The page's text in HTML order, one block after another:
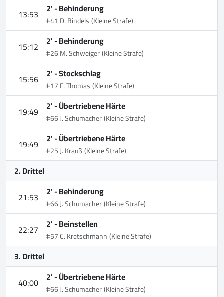
13:53 2' -Behinderung
#41 D. Bindels(Kleine Strafe)
15:12 2' -Behinderung
#26 M. Schweiger(Kleine Strafe)
15:56 2' -Stockschlag
#17 F. Thomas(Kleine Strafe)
19:49 2' -Übertriebene Härte
#66 J. Schumacher(Kleine Strafe)
19:49 2' -Übertriebene Härte
#25 J. Krauß(Kleine Strafe)
2. Drittel
21:53 2' -Behinderung
#66 J. Schumacher(Kleine Strafe)
22:27 2' -Beinstellen
#57 C. Kretschmann(Kleine Strafe)
3. Drittel
40:00 2' -Übertriebene Härte
#66 J. Schumacher(Kleine Strafe)